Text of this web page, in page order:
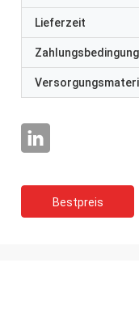
Lieferzeit
Bestpreis